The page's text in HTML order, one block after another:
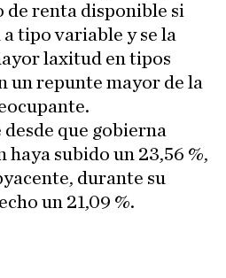
de renta disponible si
tipo variable y se la
laxitud en tipos
un repunte mayor de la
que gobierna
haya subido un 23,56 %,
durante su
un 21,09 %.